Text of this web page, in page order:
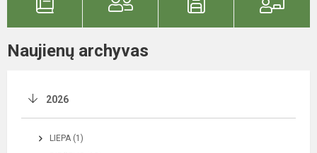
Naujienų archyvas
2026
LIEPA (1)